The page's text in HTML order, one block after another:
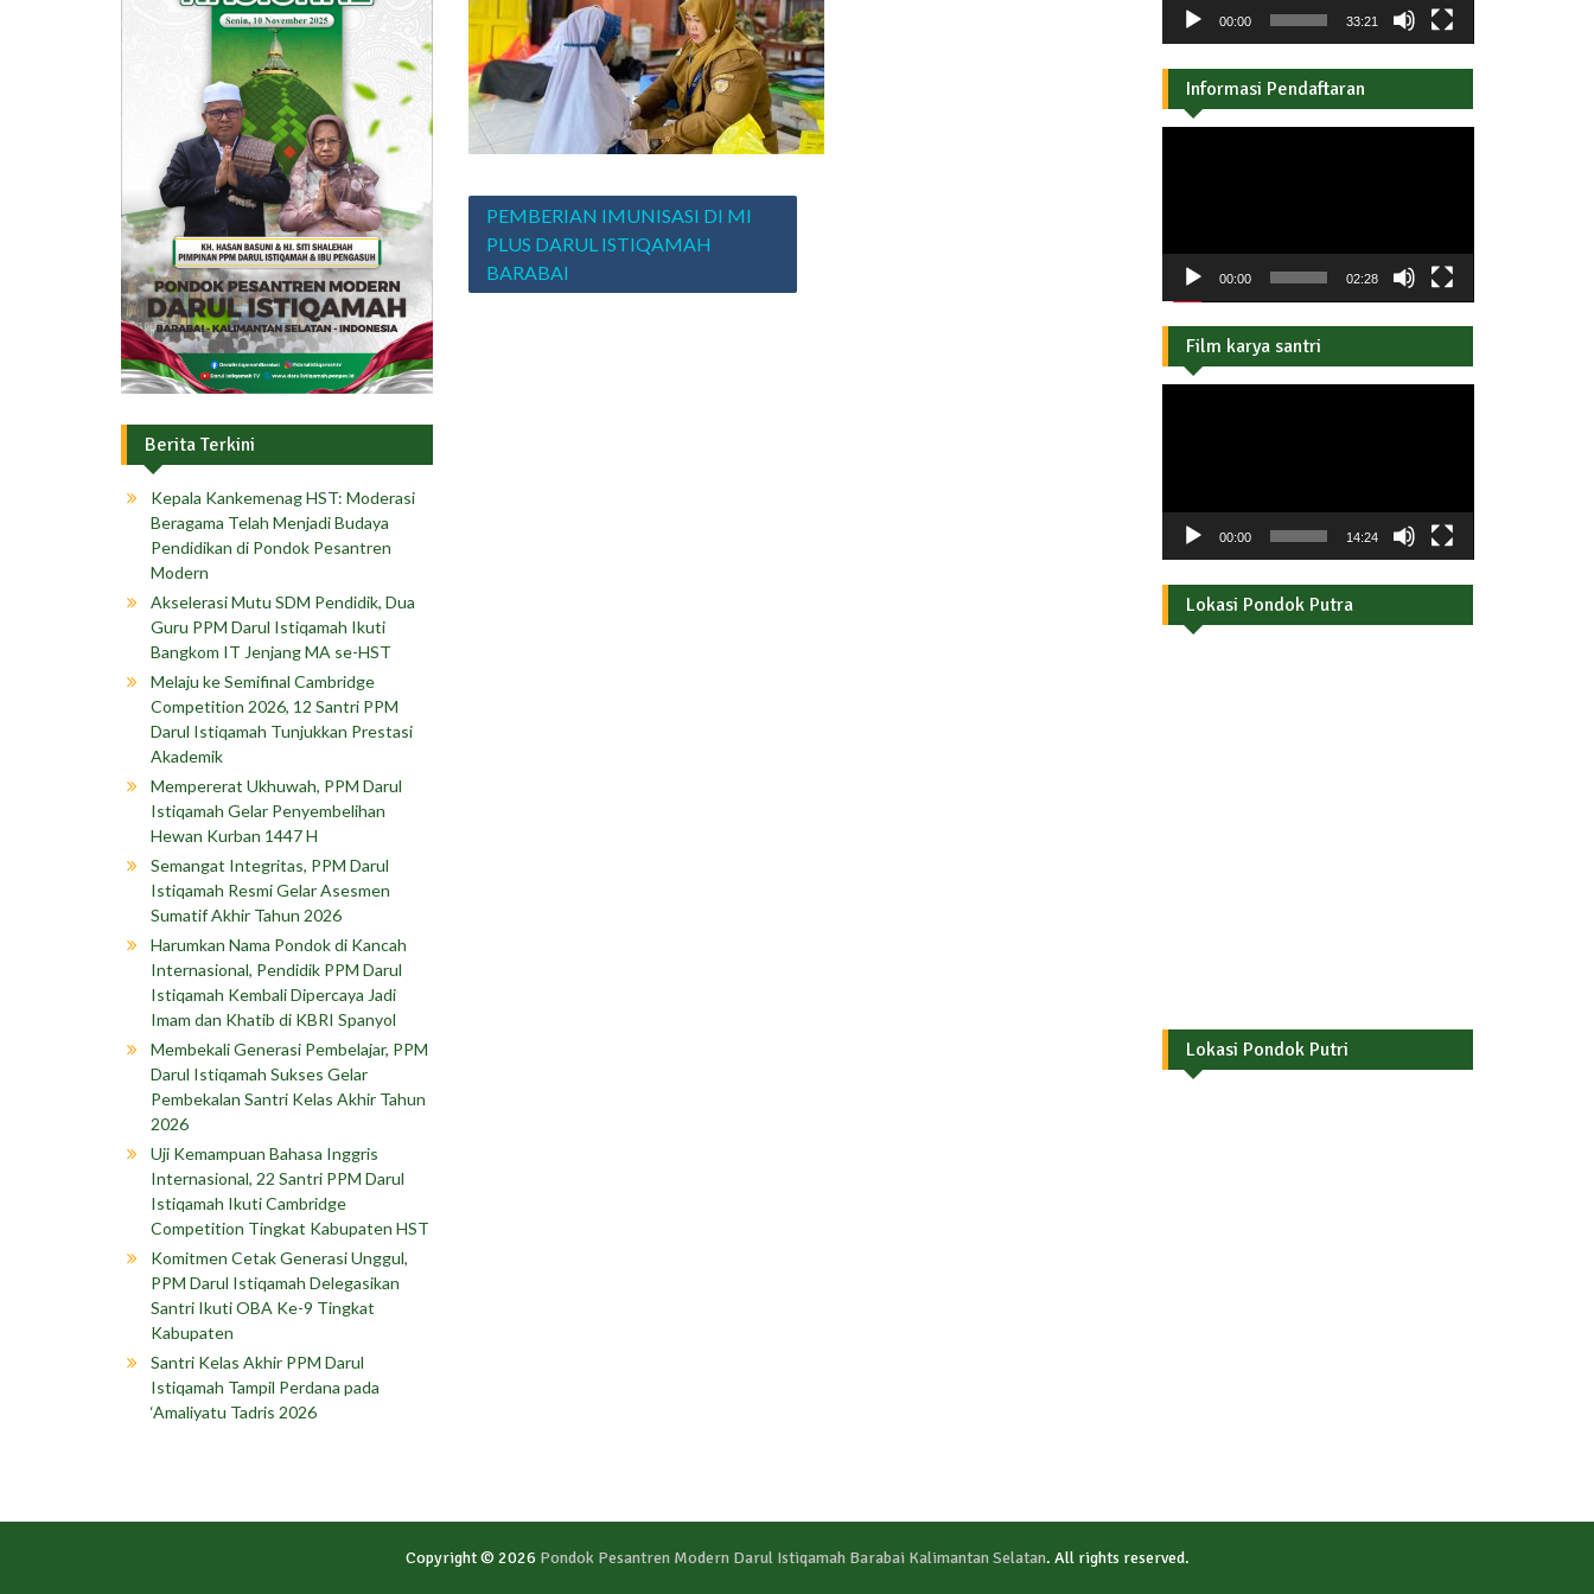
Navigasi
pos
PEMBERIAN IMUNISASI DI MI
PLUS DARUL ISTIQAMAH
BARABAI
Berita Terkini
Kepala Kankemenag HST: Moderasi
Beragama Telah Menjadi Budaya
Pendidikan di Pondok Pesantren
Modern
Akselerasi Mutu SDM Pendidik, Dua
Guru PPM Darul Istiqamah Ikuti
Bangkom IT Jenjang MA se-HST
Melaju ke Semifinal Cambridge
Competition 2026, 12 Santri PPM
Darul Istiqamah Tunjukkan Prestasi
Akademik
Mempererat Ukhuwah, PPM Darul
Istiqamah Gelar Penyembelihan
Hewan Kurban 1447 H
Semangat Integritas, PPM Darul
Istiqamah Resmi Gelar Asesmen
Sumatif Akhir Tahun 2026
Harumkan Nama Pondok di Kancah
Internasional, Pendidik PPM Darul
Istiqamah Kembali Dipercaya Jadi
Imam dan Khatib di KBRI Spanyol
Membekali Generasi Pembelajar, PPM
Darul Istiqamah Sukses Gelar
Pembekalan Santri Kelas Akhir Tahun
2026
Uji Kemampuan Bahasa Inggris
Internasional, 22 Santri PPM Darul
Istiqamah Ikuti Cambridge
Competition Tingkat Kabupaten HST
Komitmen Cetak Generasi Unggul,
PPM Darul Istiqamah Delegasikan
Santri Ikuti OBA Ke-9 Tingkat
Kabupaten
Santri Kelas Akhir PPM Darul
Istiqamah Tampil Perdana pada
‘Amaliyatu Tadris 2026
00:00 33:21
Informasi Pendaftaran
00:00 02:28
Film karya santri
00:00 14:24
Lokasi Pondok Putra
Lokasi Pondok Putri
Copyright © 2026 Pondok Pesantren Modern Darul Istiqamah Barabai Kalimantan Selatan. All rights reserved.